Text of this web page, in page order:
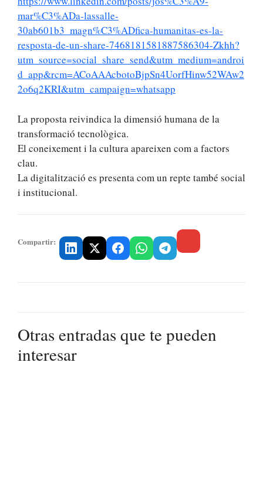
mar%C3%ADa-lassalle-
30ab601b3_magn%C3%ADfica-humanitas-es-la-
resposta-de-un-share-7468181581887586304-Zkhh?
utm_source=social_share_send&utm_medium=androi
d_app&rcm=ACoAAAcbotoBjpSn4UorfHinw52WAw2
2o6q2KRI&utm_campaign=whatsapp
La proposta reivindica la dimensió humana de la
transformació tecnològica.
El coneixement i la cultura apareixen com a factors
clau.
La digitalització es presenta com un repte també social
i institucional.
Compartir:
Otras entradas que te pueden
interesar